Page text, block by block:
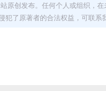
原创发布。任何个人或组织，
了原著者的合法权益，可联系